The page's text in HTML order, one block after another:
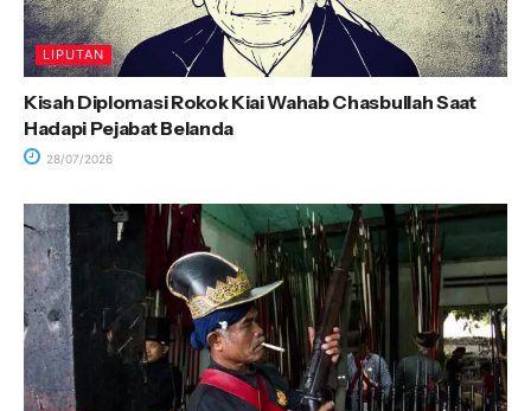
LIPUTAN
Kisah Diplomasi Rokok Kiai Wahab Chasbullah Saat
Hadapi Pejabat Belanda
28/07/2026